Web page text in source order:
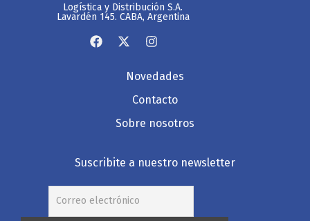
Logística y Distribución S.A.
Lavardén 145. CABA, Argentina
Novedades
Contacto
Sobre nosotros
Suscribite a nuestro newsletter